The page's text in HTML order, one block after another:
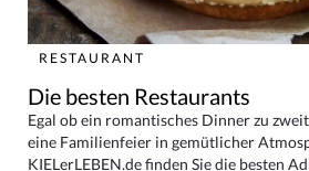
RESTAURANT
Die besten Restaurants
Egal ob ein romantisches Dinner zu
eine Familienfeier in gemütlicher
KIELerLEBEN.de finden Sie die besten